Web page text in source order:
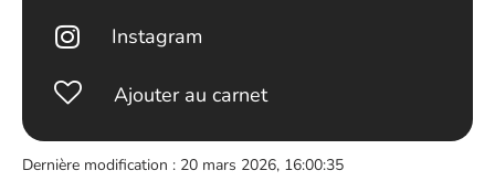
Instagram
Ajouter au carnet
Dernière modification : 20 mars 2026, 16:00:35